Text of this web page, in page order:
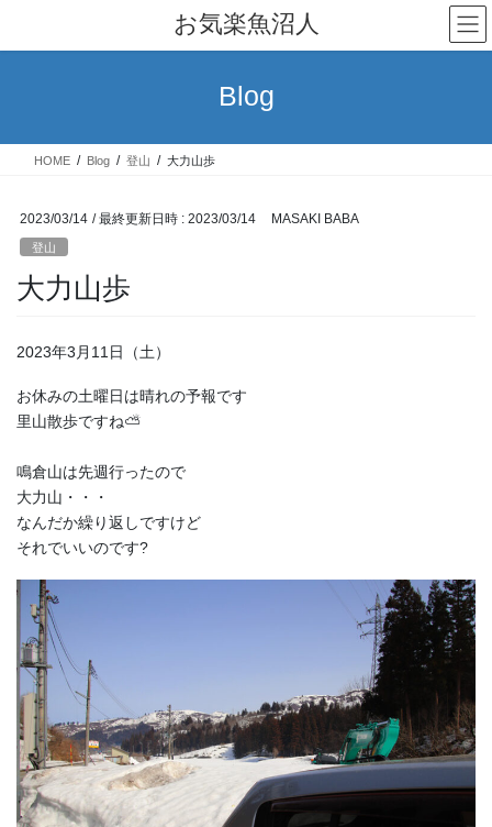
テ
ス
ゲ
ン
お気楽魚沼人
Blog
HOME Blog 登山 大力山歩
2023/03/14 / 最終更新日時 : 2023/03/14 MASAKI BABA
登山
大力山歩
2023年3月11日（土）
お休みの土曜日は晴れの予報です
里山散歩ですね⛅
鳴倉山は先週行ったので
大力山・・・
なんだか繰り返しですけど
それでいいのです?